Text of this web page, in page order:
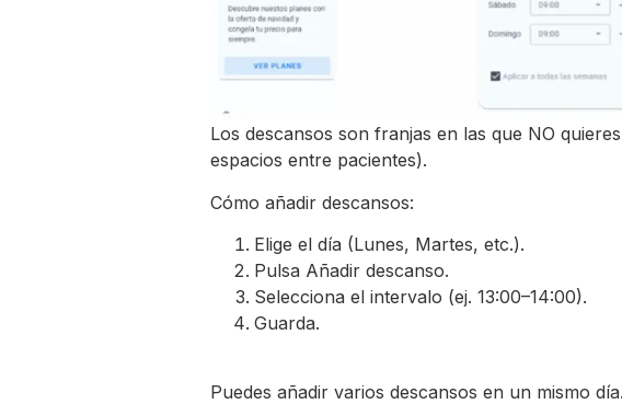
Los descansos son franjas en las que NO
espacios entre pacientes).
Cómo añadir descansos:
Elige el día (Lunes, Martes, etc.).
Pulsa Añadir descanso.
Selecciona el intervalo (ej. 13:00–14:00).
Guarda.
Puedes añadir varios descansos en un mismo día.